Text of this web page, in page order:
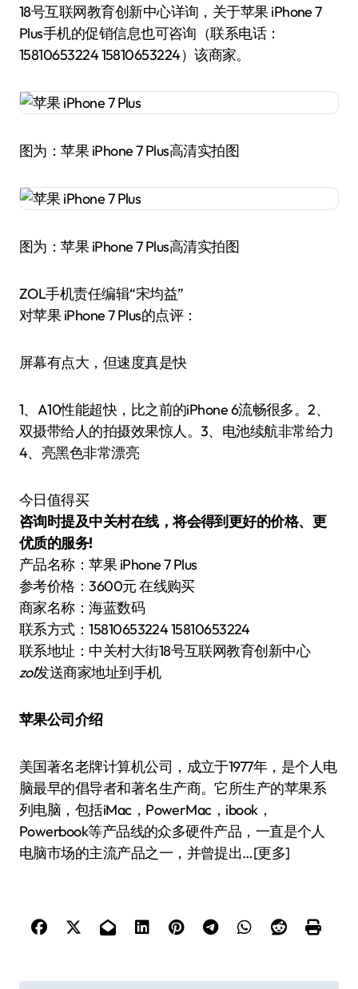
18号互联网教育创新中心详询，关于苹果 iPhone 7
Plus手机的促销信息也可咨询（联系电话：
15810653224 15810653224）该商家。
图为：苹果 iPhone 7 Plus高清实拍图
图为：苹果 iPhone 7 Plus高清实拍图
ZOL手机责任编辑“宋均益”
对苹果 iPhone 7 Plus的点评：
屏幕有点大，但速度真是快
1、A10性能超快，比之前的iPhone 6流畅很多。2、
双摄带给人的拍摄效果惊人。3、电池续航非常给力
4、亮黑色非常漂亮
今日值得买
咨询时提及中关村在线，将会得到更好的价格、更
优质的服务!
产品名称：苹果 iPhone 7 Plus
参考价格：3600元 在线购买
商家名称：海蓝数码
联系方式：15810653224 15810653224
联系地址：中关村大街18号互联网教育创新中心
zol发送商家地址到手机
苹果公司介绍
美国著名老牌计算机公司，成立于1977年，是个人电
脑最早的倡导者和著名生产商。它所生产的苹果系
列电脑，包括iMac，PowerMac，ibook，
Powerbook等产品线的众多硬件产品，一直是个人
电脑市场的主流产品之一，并曾提出…[更多]